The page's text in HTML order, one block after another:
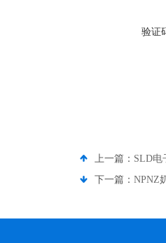
验证
上一篇： SLD电
下一篇： NPNZ